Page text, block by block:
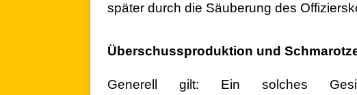
später durch die Säuberung des
Überschussproduktion und
Generell gilt: Ein solches